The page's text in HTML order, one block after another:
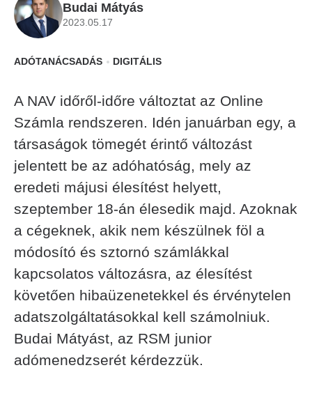
Budai Mátyás
2023.05.17
ADÓTANÁCSADÁS DIGITÁLIS
A NAV időről-időre változtat az Online
Számla rendszeren. Idén januárban egy, a
társaságok tömegét érintő változást
jelentett be az adóhatóság, mely az
eredeti májusi élesítést helyett,
szeptember 18-án élesedik majd. Azoknak
a cégeknek, akik nem készülnek föl a
módosító és sztornó számlákkal
kapcsolatos változásra, az élesítést
követően hibaüzenetekkel és érvénytelen
adatszolgáltatásokkal kell számolniuk.
Budai Mátyást, az RSM junior
adómenedzserét kérdezzük.